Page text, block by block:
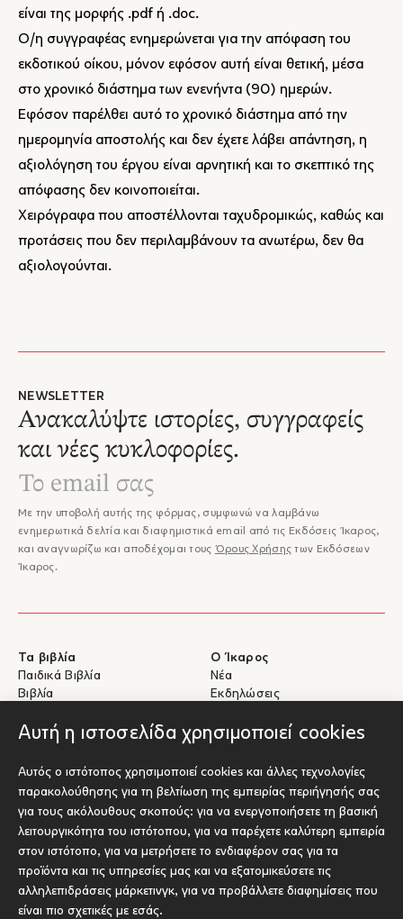
Αυτή η ιστοσελίδα χρησιμοποιεί cookies
Αυτός ο ιστότοπος χρησιμοποιεί cookies και άλλες τεχνολογίες
παρακολούθησης για τη βελτίωση της εμπειρίας περιήγησής σας
για τους ακόλουθους σκοπούς: για να ενεργοποιήσετε τη βασική
λειτουργικότητα του ιστότοπου, για να παρέχετε καλύτερη εμπειρία
στον ιστότοπο, για να μετρήσετε το ενδιαφέρον σας για τα
προϊόντα και τις υπηρεσίες μας και να εξατομικεύσετε τις
αλληλεπιδράσεις μάρκετινγκ, για να προβάλλετε διαφημίσεις που
είναι πιο σχετικές με εσάς.
είναι της μορφής .pdf ή .doc.
Ο/η συγγραφέας ενημερώνεται για την απόφαση του
εκδοτικού οίκου, μόνον εφόσον αυτή είναι θετική, μέσα
στο χρονικό διάστημα των ενενήντα (90) ημερών.
Εφόσον παρέλθει αυτό το χρονικό διάστημα από την
ημερομηνία αποστολής και δεν έχετε λάβει απάντηση, η
αξιολόγηση του έργου είναι αρνητική και το σκεπτικό της
απόφασης δεν κοινοποιείται.
Χειρόγραφα που αποστέλλονται ταχυδρομικώς, καθώς και
προτάσεις που δεν περιλαμβάνουν τα ανωτέρω, δεν θα
αξιολογούνται.
NEWSLETTER
Ανακαλύψτε ιστορίες, συγγραφείς
και νέες κυκλοφορίες.
Με την υποβολή αυτής της φόρμας, συμφωνώ να λαμβάνω
ενημερωτικά δελτία και διαφημιστικά email από τις Εκδόσεις Ίκαρος,
και αναγνωρίζω και αποδέχομαι τους Όρους Χρήσης των Εκδόσεων
Ίκαρος.
Τα βιβλία
Παιδικά Βιβλία
Βιβλία
Ο Ίκαρος
Νέα
Εκδηλώσεις
Βοήθεια
Αποστολές & Επιστροφές
Πληρωμές & Ασφάλεια
Σχετικά με τα eBooks
Επικοινωνία
Για Συγγραφείς
Υποβολή έργου προς έκδοση
Socials